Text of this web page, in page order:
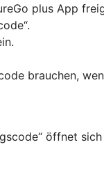
plus App
brauchen,
öffnet